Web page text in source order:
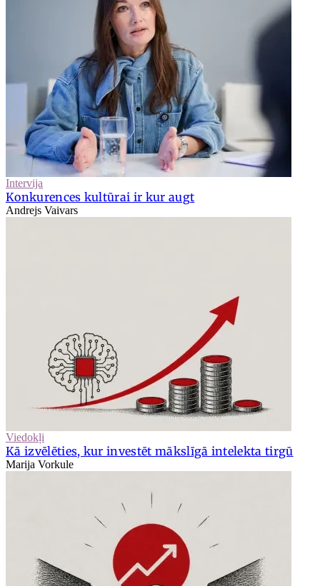
Intervija
Konkurences kultūrai ir kur augt
Andrejs Vaivars
Viedokļi
Kā izvēlēties, kur investēt mākslīgā intelekta tirgū
Marija Vorkule